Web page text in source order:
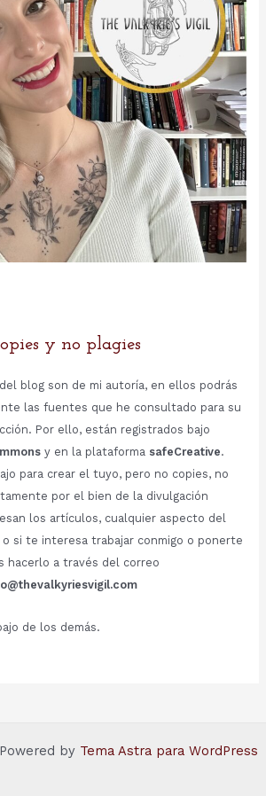
y no plagies
blog son de mi autoría, en ellos podrás
las fuentes que he consultado para su
Por ello, están registrados bajo
y en la plataforma safeCreative.
para crear el tuyo, pero no copies, no
por el bien de la divulgación
los artículos, cualquier aspecto del
o si te interesa trabajar conmigo o ponerte
hacerlo a través del correo
de los demás.
by Tema Astra para WordPress